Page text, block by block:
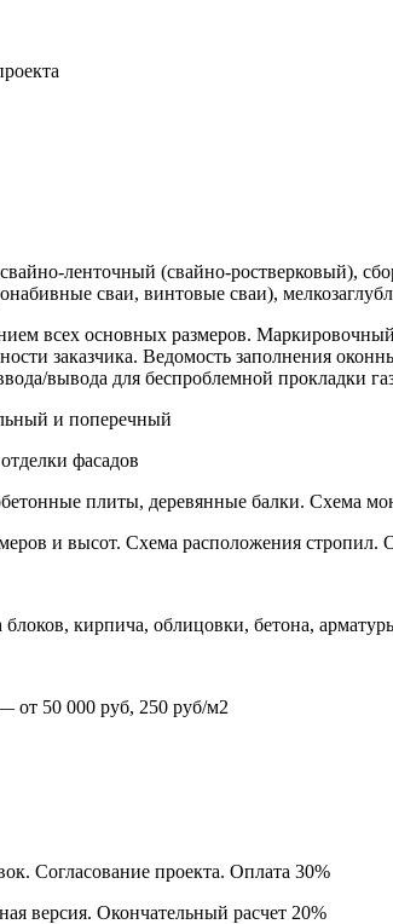
ленточный (свайно-ростверковый),
сваи, винтовые сваи),
всех основных размеров.
заказчика. Ведомость заполнения
вывода для беспроблемной прокладки
и поперечный
фасадов
плиты, деревянные балки. Схема
и высот. Схема расположения
блоков, кирпича, облицовки, бетона,
от 50 000 руб, 250 руб/м2
Согласование проекта. Оплата 30%
версия. Окончательный расчет 20%